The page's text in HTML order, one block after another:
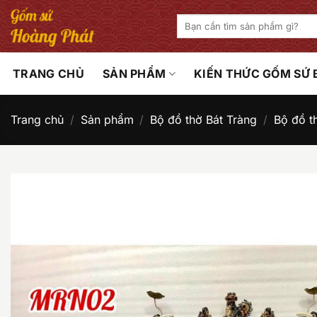
Bỏ
qua
nội
Tìm
kiếm:
TRANG CHỦ SẢN PHẨM KIẾN THỨC GỐM SỨ
Trang chủ / Sản phẩm / Bộ đồ thờ Bát Tràng / Bộ đồ